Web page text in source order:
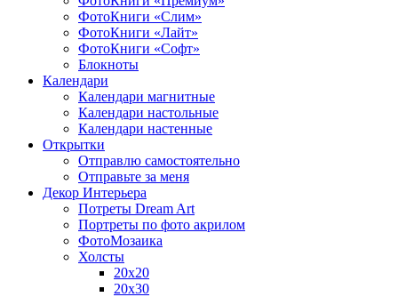
ФотоКниги «Слим»
ФотоКниги «Лайт»
ФотоКниги «Софт»
Блокноты
Календари
Календари магнитные
Календари настольные
Календари настенные
Открытки
Отправлю самостоятельно
Отправьте за меня
Декор Интерьера
Потреты Dream Art
Портреты по фото акрилом
ФотоМозаика
Холсты
20х20
20х30